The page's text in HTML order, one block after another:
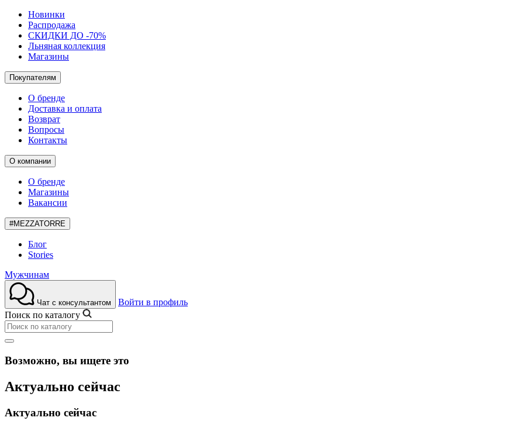
Новинки
Распродажа
СКИДКИ ДО -70%
Льняная коллекция
Магазины
Покупателям
О бренде
Доставка и оплата
Возврат
Вопросы
Контакты
О компании
О бренде
Магазины
Вакансии
#MEZZATORRE
Блог
Stories
Мужчинам
Чат с консультантом
Войти в профиль
Поиск по каталогу
Возможно, вы ищете это
Актуально сейчас
Актуально сейчас